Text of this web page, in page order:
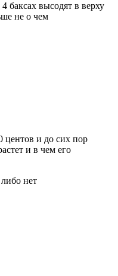
баксах высодят в верху
не о чем
центов и до сих пор
и в чем его
нет